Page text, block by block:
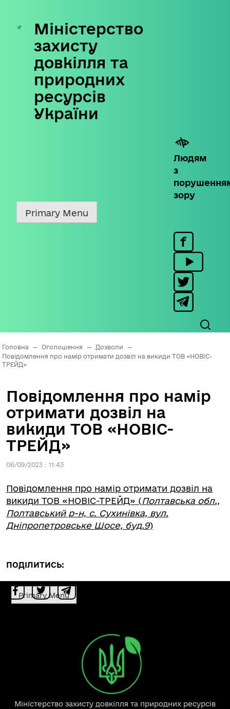
Skip
content
Міністерство
захисту
довкілля та
природних
ресурсів
України
Людям
з
зору
Primary Menu
Головна — Оголошення — Дозволи
—
Повідомлення про намір отримати дозвіл на викиди ТОВ «НОВІС-
ТРЕЙД»
Повідомлення про намір
отримати дозвіл на
викиди ТОВ «НОВІС-
ТРЕЙД»
06/09/2023 : 11:43
Повідомлення про намір отримати дозвіл на
викиди ТОВ «НОВІС-ТРЕЙД» (Полтавська обл.,
Полтавський р-н, с. Сухинівка, вул.
Дніпропетровське Шосе, буд.9)
ПОДІЛИТИСЬ:
Primary Menu
Міністерство захисту довкілля та природних ресурсів